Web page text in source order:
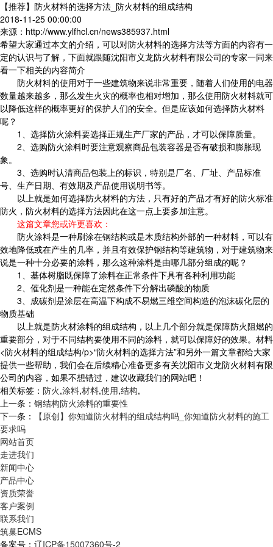
【推荐】防火材料的选择方法_防火材料的组成结构
2018-11-25 00:00:00
来源：http://www.ylfhcl.cn/news385937.html
希望大家通过本文的介绍，可以对防火材料的选择方法等方面的内容有一
定的认识与了解，下面就跟随沈阳市义龙防火材料有限公司的专家一同来
看一下相关的内容简介
防火材料的使用对于一些建筑物来说非常重要，随着人们使用的电器
数量越来越多，那么发生火灾的概率也相对增加，那么使用防火材料就可
以降低这样的概率更好的保护人们的安全。但是应该如何选择防火材料
呢？
1、选择防火涂料要选择正规生产厂家的产品，才可以保障质量。
2、选购防火涂料时要注意观察商品包装容器是否有破损和膨胀现
象。
3、选购时认清商品包装上的标识，特别是厂名、厂址、产品标准
号、生产日期、有效期及产品使用说明书等。
以上就是如何选择防火材料的方法，只有好的产品才有好的防火标准
防火，防火材料的选择方法因此在这一点上要多加注意。
这篇文章您或许更喜欢：
防火涂料是一种刷涂在钢结构或是木质结构外部的一种材料，可以有
效地降低或在产生的几率，并且有效保护钢结构等建筑物，对于建筑物来
说是一种十分必要的涂料，那么这种涂料是由哪几部分组成的呢？
1、基体树脂既保障了涂料在正常条件下具有各种利用功能
2、催化剂是一种能在定然条件下分解出磷酸的物质
3、成碳剂是涂层在高温下构成不易燃三维空间构造的泡沫碳化层的
物质基础
以上就是防火材涂料的组成结构，以上几个部分就是保障防火阻燃的
重要部分，对于不同结构要使用不同的涂料，就可以保障好的效果。材料
<防火材料的组成结构/p>“防火材料的选择方法”和另外一篇文章都给大家
提供一些帮助，我们会在后续精心准备更多有关沈阳市义龙防火材料有限
公司的内容，如果不想错过，建议收藏我们的网站吧！
相关标签： 防火,涂料,材料,使用,结构,
上一条： 钢结构防火涂料的重要性
下一条：
【原创】你知道防火材料的组成结构吗_你知道防火材料的施工
要求吗
网站首页
走进我们
新闻中心
产品中心
资质荣誉
客户案例
联系我们
筑巢ECMS
备案号： 辽ICP备15007360号-2